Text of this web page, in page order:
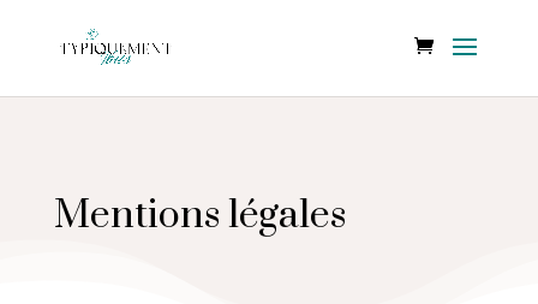
Mentions légales